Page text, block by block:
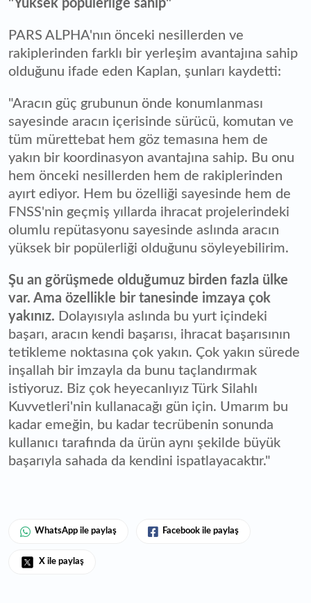
"Yüksek popülerliğe sahip"
PARS ALPHA'nın önceki nesillerden ve
rakiplerinden farklı bir yerleşim avantajına sahip
olduğunu ifade eden Kaplan, şunları kaydetti:
"Aracın güç grubunun önde konumlanması
sayesinde aracın içerisinde sürücü, komutan ve
tüm mürettebat hem göz temasına hem de
yakın bir koordinasyon avantajına sahip. Bu onu
hem önceki nesillerden hem de rakiplerinden
ayırt ediyor. Hem bu özelliği sayesinde hem de
FNSS'nin geçmiş yıllarda ihracat projelerindeki
olumlu repütasyonu sayesinde aslında aracın
yüksek bir popülerliği olduğunu söyleyebilirim.
Şu an görüşmede olduğumuz birden fazla ülke
var. Ama özellikle bir tanesinde imzaya çok
yakınız. Dolayısıyla aslında bu yurt içindeki
başarı, aracın kendi başarısı, ihracat başarısının
tetikleme noktasına çok yakın. Çok yakın sürede
inşallah bir imzayla da bunu taçlandırmak
istiyoruz. Biz çok heyecanlıyız Türk Silahlı
Kuvvetleri'nin kullanacağı gün için. Umarım bu
kadar emeğin, bu kadar tecrübenin sonunda
kullanıcı tarafında da ürün aynı şekilde büyük
başarıyla sahada da kendini ispatlayacaktır."
WhatsApp ile paylaş Facebook ile paylaş
X ile paylaş